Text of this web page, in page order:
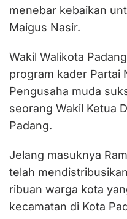
menebar kebaikan
Maigus Nasir.
Wakil Walikota
program kader Partai
Pengusaha muda
seorang Wakil Ketua
Padang.
Jelang masuknya
telah
ribuan warga kota
kecamatan di Kota